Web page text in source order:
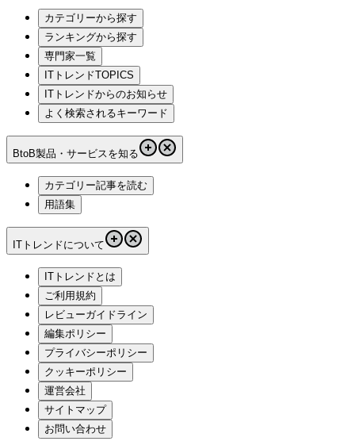
カテゴリーから探す
ランキングから探す
専門家一覧
ITトレンドTOPICS
ITトレンドからのお知らせ
よく検索されるキーワード
BtoB製品・サービスを知る
カテゴリー記事を読む
用語集
ITトレンドについて
ITトレンドとは
ご利用規約
レビューガイドライン
編集ポリシー
プライバシーポリシー
クッキーポリシー
運営会社
サイトマップ
お問い合わせ